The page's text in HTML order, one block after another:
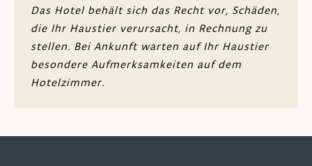
Nichtraucherzimmer (Rauchen ist auf dem
Balkon und auf der Terrasse erlaubt)
Behindertengerechte Zimmer sind
verfügbar
Das Hotel behält sich das Recht vor, Schäden,
die Ihr Haustier verursacht, in Rechnung zu
stellen. Bei Ankunft warten auf Ihr Haustier
besondere Aufmerksamkeiten auf dem
Hotelzimmer.